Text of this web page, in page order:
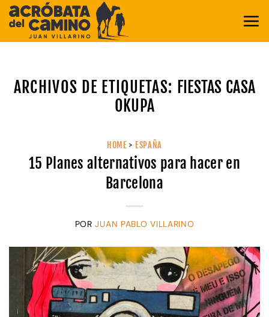
Saltar
contenido
ARCHIVOS DE ETIQUETAS: FIESTAS CASA
OKUPA
HOME > ESPAÑA
15 Planes alternativos para hacer en
Barcelona
PORJUAN PABLO VILLARINO